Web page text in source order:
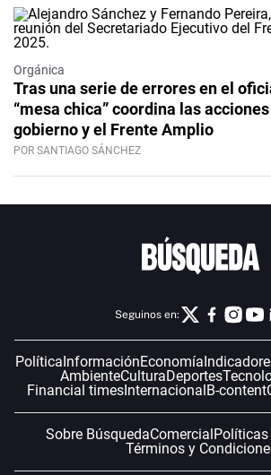
Orgánica
Tras una serie de errores en el
“mesa chica” coordina las
gobierno y el Frente Amplio
POR SANTIAGO SÁNCHEZ
Seguinos en:
PolíticaInformaciónEconomía
AmbienteCulturaDeportes
Financial timesInternacionalB-content
Sobre BúsquedaComercial
Términos y